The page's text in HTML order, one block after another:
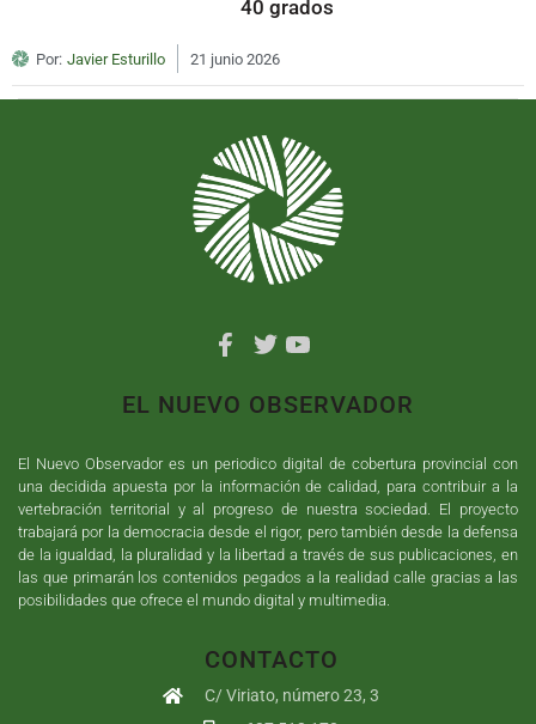
40 grados
Por: Javier Esturillo 21 junio 2026
EL NUEVO OBSERVADOR
El Nuevo Observador es un periodico digital de cobertura provincial con
una decidida apuesta por la información de calidad, para contribuir a la
vertebración territorial y al progreso de nuestra sociedad. El proyecto
trabajará por la democracia desde el rigor, pero también desde la defensa
de la igualdad, la pluralidad y la libertad a través de sus publicaciones, en
las que primarán los contenidos pegados a la realidad calle gracias a las
posibilidades que ofrece el mundo digital y multimedia.
CONTACTO
C/ Viriato, número 23, 3